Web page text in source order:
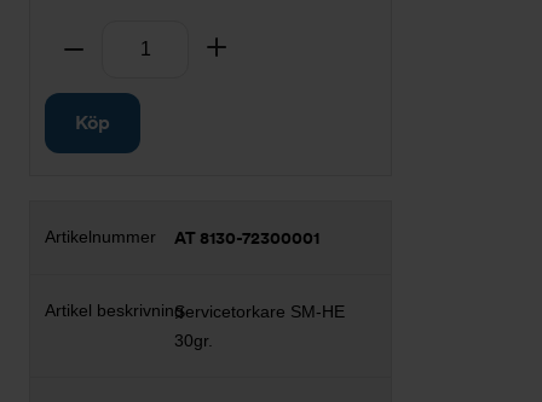
Ta bort
Köp
AT 8130-72300001
Servicetorkare SM-HE
30gr.